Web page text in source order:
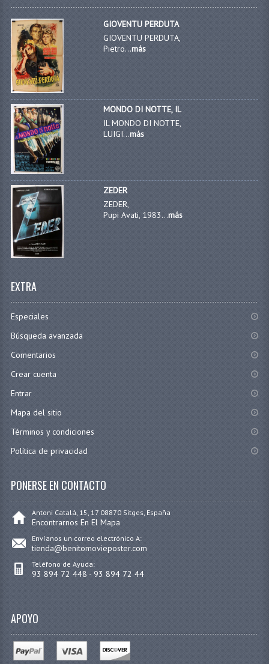
GIOVENTU PERDUTA
GIOVENTU PERDUTA,
Pietro...más
MONDO DI NOTTE, IL
IL MONDO DI NOTTE,
LUIGI...más
ZEDER
ZEDER,
Pupi Avati, 1983...más
EXTRA
Especiales
Búsqueda avanzada
Comentarios
Crear cuenta
Entrar
Mapa del sitio
Términos y condiciones
Política de privacidad
PONERSE EN CONTACTO
Antoni Catalá, 15, 17 08870 Sitges, España
Encontrarnos En El Mapa
Envíanos un correo electrónico A:
tienda@benitomovieposter.com
Teléfono de Ayuda:
93 894 72 448 - 93 894 72 44
APOYO